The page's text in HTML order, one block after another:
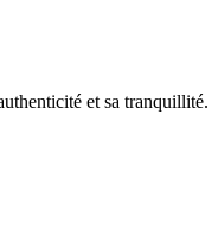
et sa tranquillité.